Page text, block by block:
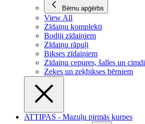
Bērnu apģērbs
View All
Zīdaiņu komplekti
Bodiji zīdaiņiem
Zīdaiņu rāpuļi
Bikses zīdaiņiem
Zīdaiņu cepures, šalles un cimdi
Zeķes un zeķbikses bērniem
ATTIPAS - Mazuļu pirmās kurpes